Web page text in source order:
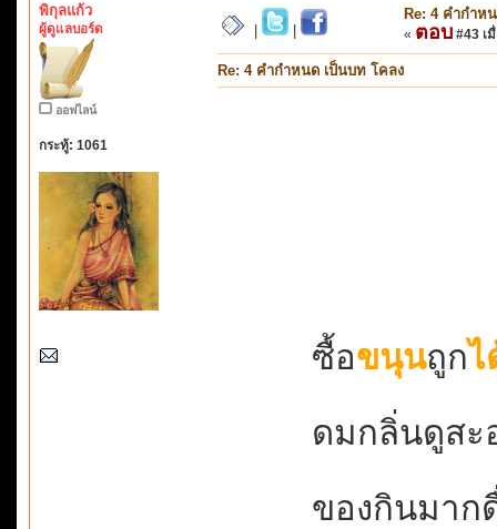
พิกุลแก้ว
ผู้ดูแลบอร์ด
ออฟไลน์
กระทู้: 1061
Re: 4 คำกำห
« ตอบ #43 เ
Re: 4 คำกำหนด เป็นบท โคลง
ซื้อขนุนถูกไ
ดมกลิ่นดูสะ
ของกินมาก